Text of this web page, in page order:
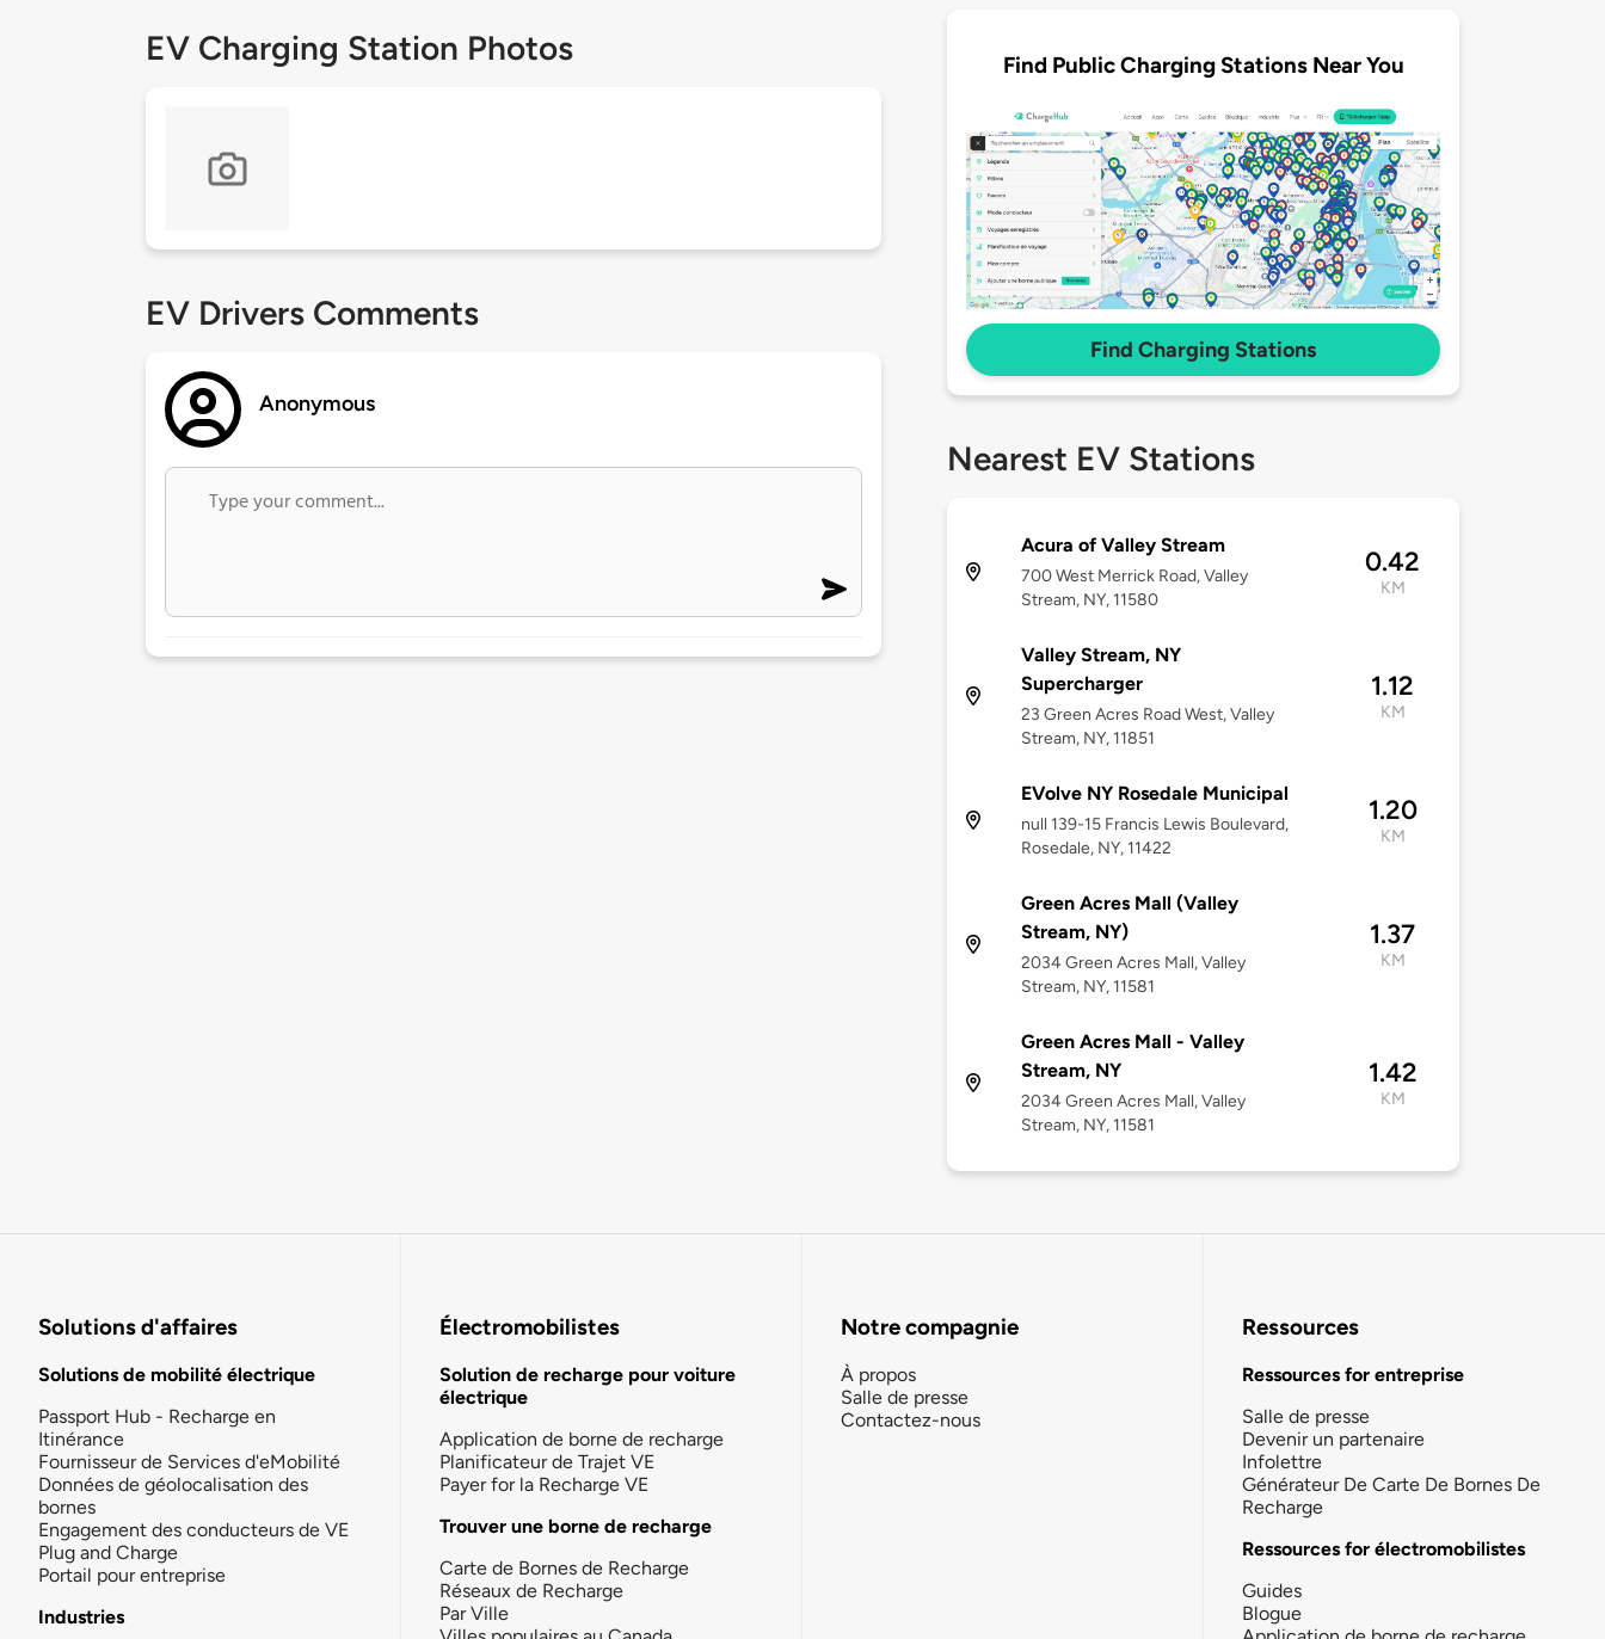
EV Charging Station Photos
EV Drivers Comments
Anonymous
Find Public Charging Stations Near You
Find Charging Stations
Nearest EV Stations
Acura of Valley Stream
700 West Merrick Road, Valley
Stream, NY, 11580
0.42
KM
Valley Stream, NY
Supercharger
23 Green Acres Road West, Valley
Stream, NY, 11851
1.12
KM
EVolve NY Rosedale Municipal
null 139-15 Francis Lewis Boulevard,
Rosedale, NY, 11422
1.20
KM
Green Acres Mall (Valley
Stream, NY)
2034 Green Acres Mall, Valley
Stream, NY, 11581
1.37
KM
Green Acres Mall - Valley
Stream, NY
2034 Green Acres Mall, Valley
Stream, NY, 11581
1.42
KM
Solutions d'affaires
Solutions de mobilité électrique
Passport Hub - Recharge en
Itinérance
Fournisseur de Services d'eMobilité
Données de géolocalisation des
bornes
Engagement des conducteurs de VE
Plug and Charge
Portail pour entreprise
Industries
Électromobilistes
Solution de recharge pour voiture
électrique
Application de borne de recharge
Planificateur de Trajet VE
Payer for la Recharge VE
Trouver une borne de recharge
Carte de Bornes de Recharge
Réseaux de Recharge
Par Ville
Notre compagnie
À propos
Salle de presse
Contactez-nous
Ressources
Ressources for entreprise
Salle de presse
Devenir un partenaire
Infolettre
Générateur De Carte De Bornes De
Recharge
Ressources for électromobilistes
Guides
Blogue